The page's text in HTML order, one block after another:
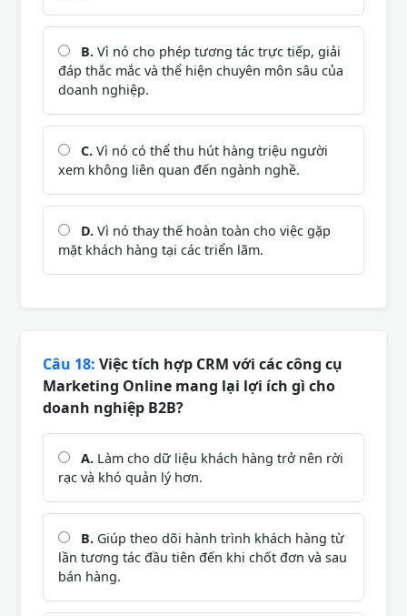
B. Vì nó cho phép tương tác trực tiếp, giải
đáp thắc mắc và thể hiện chuyên môn sâu của
doanh nghiệp.
C. Vì nó có thể thu hút hàng triệu người
xem không liên quan đến ngành nghề.
D. Vì nó thay thế hoàn toàn cho việc gặp
mặt khách hàng tại các triển lãm.
Câu 18: Việc tích hợp CRM với các công cụ
Marketing Online mang lại lợi ích gì cho
doanh nghiệp B2B?
A. Làm cho dữ liệu khách hàng trở nên rời
rạc và khó quản lý hơn.
B. Giúp theo dõi hành trình khách hàng từ
lần tương tác đầu tiên đến khi chốt đơn và sau
bán hàng.